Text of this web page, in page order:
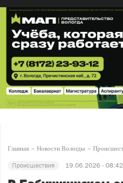
Главная Новости Вологды
Происшествия 19.06.2026 - 08:42